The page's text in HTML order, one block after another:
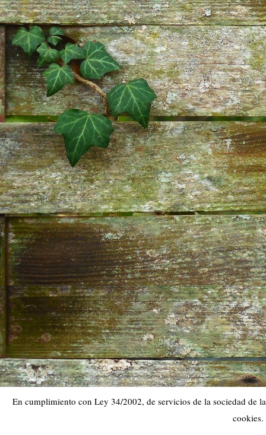
En cumplimiento con Ley 34/2002, de servicios de la sociedad de
cookies.